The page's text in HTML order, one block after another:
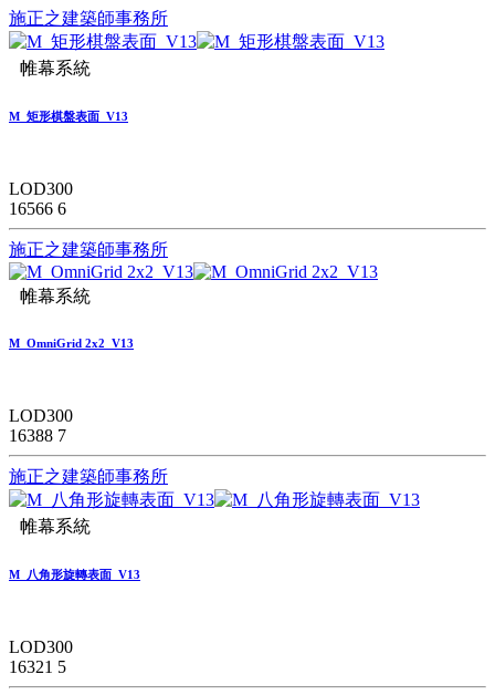
施正之建築師事務所
帷幕系統
M_矩形棋盤表面_V13
LOD300
16566 6
施正之建築師事務所
帷幕系統
M_OmniGrid 2x2_V13
LOD300
16388 7
施正之建築師事務所
帷幕系統
M_八角形旋轉表面_V13
LOD300
16321 5